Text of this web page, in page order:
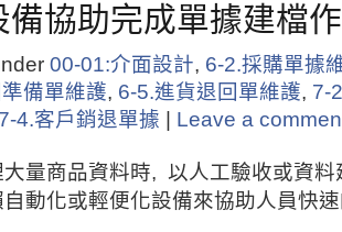
備協助完成單據建檔
00-01:介面設計, 6-2.採購單據
備單維護, 6-5.進貨退回單維護, 7-
7-4.客戶銷退單據 Leave a
量商品資料時, 以人工驗收或資
動化或輕便化設備來協助人員快